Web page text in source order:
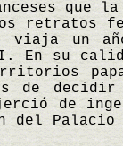
que la
retratos
viaja un
En su
de decidir
de
del Palacio